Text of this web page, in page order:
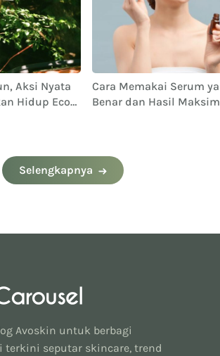
Aksi Nyata
Hidup Eco
Cara Memakai Serum
Benar dan Hasil
Selengkapnya
Avoskin untuk berbagi
terkini seputar skincare, trend